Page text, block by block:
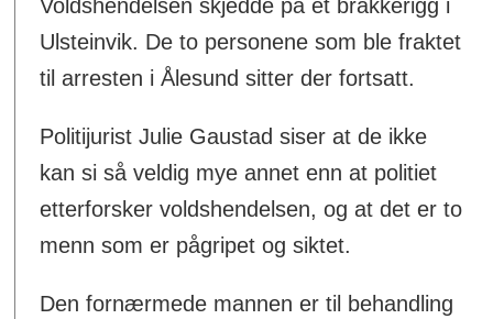
Voldshendelsen skjedde på et brakkerigg i
Ulsteinvik. De to personene som ble fraktet
til arresten i Ålesund sitter der fortsatt.
Politijurist Julie Gaustad siser at de ikke
kan si så veldig mye annet enn at politiet
etterforsker voldshendelsen, og at det er to
menn som er pågripet og siktet.
Den fornærmede mannen er til behandling